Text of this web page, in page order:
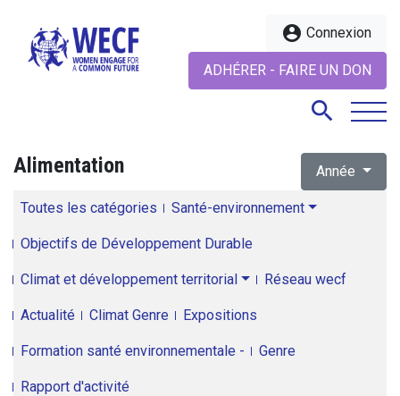
account_circle Connexion
ADHÉRER - FAIRE UN DON
search
Alimentation Année
Toutes les catégories Santé-environnement
Objectifs de Développement Durable
Climat et développement territorial Réseau wecf
Actualité Climat Genre Expositions
Formation santé environnementale - Genre
Rapport d'activité